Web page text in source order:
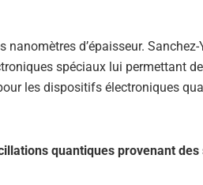
d’épaisseur.
spéciaux lui permettant
les dispositifs électroniques
quantiques provenant